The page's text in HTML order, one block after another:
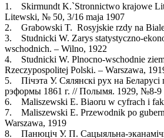
1. Skirmundt K.`Stronnictwo krajowe
Litewski, № 50, 3/16 maja 1907
2. Grabowski T. Rosyjskie rzdy na
3. Studnicki W. Zarys statystyczno-
wschodnich. – Wilno, 1922
4. Studnicki W. Plnocno-wschodnie
Rzeczypospolitej Polski. – Warszawa,
5. Пічэта У. Сялянскі рух на Беларусі
рэформы 1861 г. // Полымя. 1929, №8-9
6. Maliszewski E. Biaoru w cyfrach i
7. Maliszewski E. Przewodnik po
Warszawa, 1919
8. Панюціч У. П. Сацыяльна-